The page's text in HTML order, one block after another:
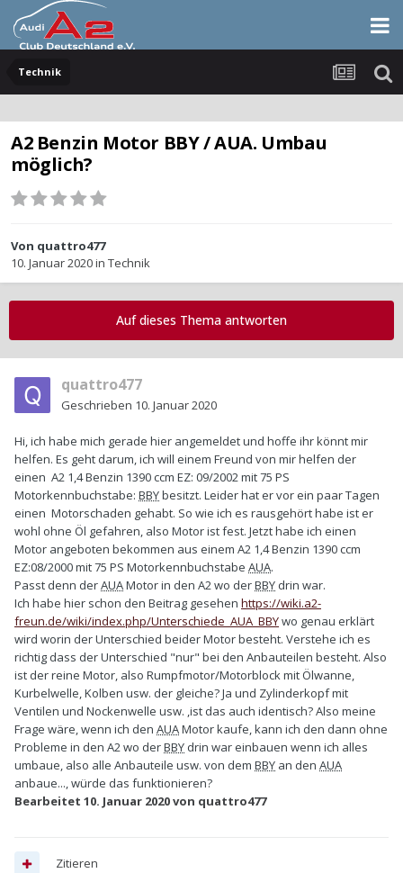
Technik
A2 Benzin Motor BBY / AUA. Umbau
möglich?
Von quattro477
10. Januar 2020in Technik
Auf dieses Thema antworten
quattro477
Geschrieben 10. Januar 2020
Hi, ich habe mich gerade hier angemeldet und hoffe ihr könnt mir
helfen. Es geht darum, ich will einem Freund von mir helfen der
einen A2 1,4 Benzin 1390 ccm EZ: 09/2002 mit 75 PS
Motorkennbuchstabe: BBYbesitzt. Leider hat er vor ein paar Tagen
einen Motorschaden gehabt. So wie ich es rausgehört habe ist er
wohl ohne Öl gefahren, also Motor ist fest. Jetzt habe ich einen
Motor angeboten bekommen aus einem A2 1,4 Benzin 1390 ccm
EZ:08/2000 mit 75 PS Motorkennbuchstabe AUA.
Passt denn derAUAMotor in den A2 wo derBBY drin war.
Ich habe hier schon den Beitrag gesehen https://wiki.a2-
freun.de/wiki/index.php/Unterschiede_AUA_BBYwo genau erklärt
wird worin der Unterschied beider Motor besteht. Verstehe ich es
richtig dass der Unterschied "nur" bei den Anbauteilen besteht. Also
ist der reine Motor, also Rumpfmotor/Motorblock mit Ölwanne,
Kurbelwelle, Kolben usw. der gleiche? Ja und Zylinderkopf mit
Ventilen und Nockenwelle usw. ,ist das auch identisch? Also meine
Frage wäre, wenn ich den AUAMotor kaufe, kann ich den dann ohne
Probleme in den A2 wo derBBY drin war einbauen wenn ich alles
umbaue, also alle Anbauteile usw. von dem BBY an den AUA
anbaue..., würde das funktionieren?
Bearbeitet 10. Januar 2020von quattro477
Zitieren